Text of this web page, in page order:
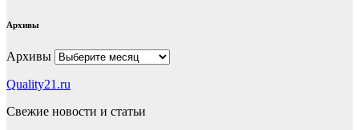
Архивы
Архивы
Quality21.ru
Свежие новости и статьи